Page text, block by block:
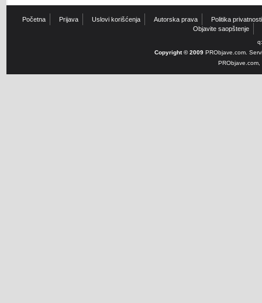
Početna Prijava Uslovi korišćenja Autorska prava
Politika privatnosti
Objavite saopštenje
Copyright © 2009 PRObjave.com.
PRObjave.com,